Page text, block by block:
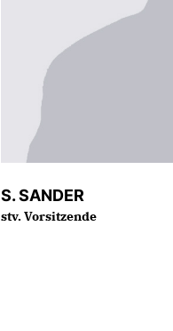
S. SANDER
stv. Vorsitzende